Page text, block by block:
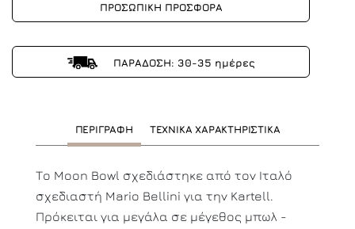
ΠΡΟΣΩΠΙΚΗ ΠΡΟΣΦΟΡΑ
ΠΑΡΑΔΟΣΗ: 30-35 ημέρες
ΠΕΡΙΓΡΑΦΗ ΤΕΧΝΙΚΑ ΧΑΡΑΚΤΗΡΙΣΤΙΚΑ
Το Moon Bowl σχεδιάστηκε από τον Ιταλό
σχεδιαστή Mario Bellini για την Kartell.
Πρόκειται για μεγάλα σε μέγεθος μπωλ -